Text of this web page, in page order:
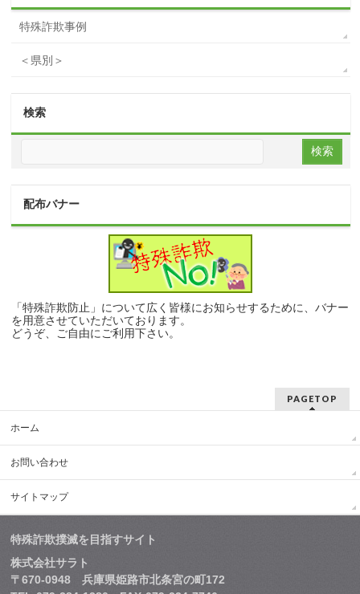
特殊詐欺事例
＜県別＞
検索
配布バナー
「特殊詐欺防止」について広く皆様にお知らせするために、バナー
を用意させていただいております。
どうぞ、ご自由にご利用下さい。
PAGETOP
ホーム
お問い合わせ
サイトマップ
特殊詐欺撲滅を目指すサイト
株式会社サラト
〒670-0948 兵庫県姫路市北条宮の町172